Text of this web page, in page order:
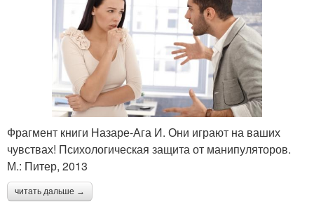
Фрагмент книги Назаре-Ага И. Они играют на ваших
чувствах! Психологическая защита от манипуляторов.
М.: Питер, 2013
читать дальше →